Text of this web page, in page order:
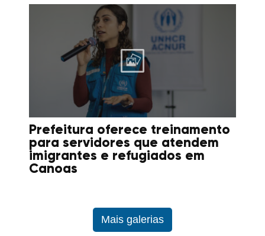
Prefeitura oferece treinamento
para servidores que atendem
imigrantes e refugiados em
Canoas
Mais galerias